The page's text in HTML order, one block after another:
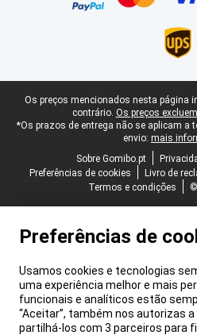
Rodapé legal
Os preços mencionados nesta página
contrário. Os preços
*Os prazos de entrega não se aplicam a
envio: mais
Sobre Gomibo.pt
Preferências de cookies
Livro de
Termos e condições
Preferências de
Usamos cookies e tecnologias
uma experiência melhor e mais
funcionais e analíticos estão
“Aceitar”, também nos autorizas
partilhá-los com 3 parceiros para